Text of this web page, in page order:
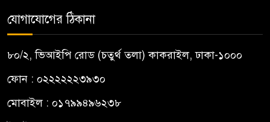
যোগাযোগের ঠিকানা
৮০/২, ভিআইপি রোড (চতুর্থ তলা) কাকরাইল, ঢাকা-১০০০
ফোন : ০২২২২২২৩৯৩০
মোবাইল : ০১৭৯৯৪৯৬২৩৮